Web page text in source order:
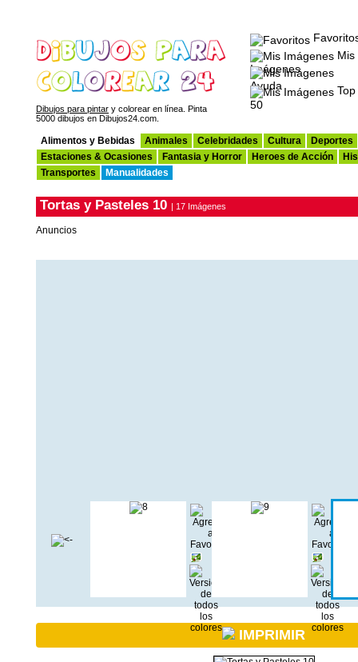
Dibujos para pintar y colorear en línea. Pinta
5000 dibujos en Dibujos24.com.
Mis
Imágenes
Ayuda
Top
50
Alimentos y Bebidas Animales Celebridades Cultura
Deportes
Estaciones & Ocasiones
Fantasia y Horror Heroes de Acción
Transportes
Manualidades
Tortas y Pasteles 10 | 17 Imágenes
Anuncios
IMPRIMIR